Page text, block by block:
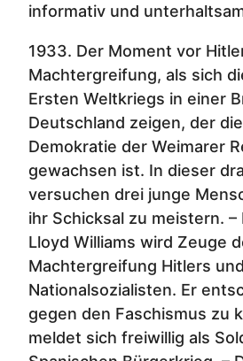
informativ und
1933. Der Moment vor
Machtergreifung, als sich
Ersten Weltkriegs in einer
Deutschland zeigen, der
Demokratie der Weimarer
gewachsen ist. In dieser
versuchen drei junge
ihr Schicksal zu meistern. –
Lloyd Williams wird Zeuge
Machtergreifung Hitlers
Nationalsozialisten. Er
gegen den Faschismus zu
meldet sich freiwillig als